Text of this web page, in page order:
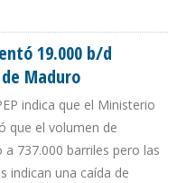
19.000 b/d
Maduro
indica que el Ministerio
que el volumen de
737.000 barriles pero las
indican una caída de